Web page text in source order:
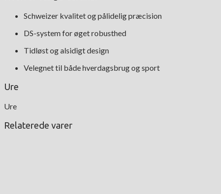
Schweizer kvalitet og pålidelig præcision
DS-system for øget robusthed
Tidløst og alsidigt design
Velegnet til både hverdagsbrug og sport
Ure
Ure
Relaterede varer